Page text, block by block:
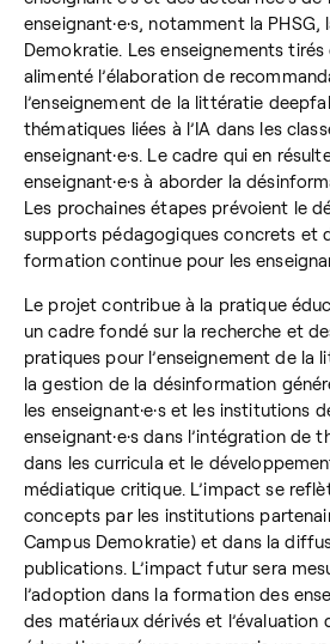
enseignant·e·s, notamment la PHSG,
Demokratie. Les enseignements
alimenté l’élaboration de
l’enseignement de la littératie
thématiques liées à l’IA dans les
enseignant·e·s. Le cadre qui en
enseignant·e·s à aborder la
Les prochaines étapes prévoient le
supports pédagogiques concrets et
formation continue pour les
Le projet contribue à la pratique
un cadre fondé sur la recherche et
pratiques pour l’enseignement de la
la gestion de la désinformation
les enseignant·e·s et les institutions
enseignant·e·s dans l’intégration de
dans les curricula et le
médiatique critique. L’impact se
concepts par les institutions
Campus Demokratie) et dans la
publications. L’impact futur sera
l’adoption dans la formation des
des matériaux dérivés et l’évaluation